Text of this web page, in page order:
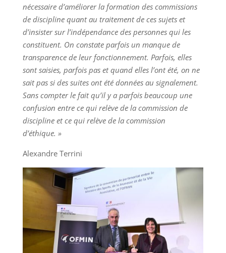
nécessaire d’améliorer la formation des commissions
de discipline quant au traitement de ces sujets et
d’insister sur l’indépendance des personnes qui les
constituent. On constate parfois un manque de
transparence de leur fonctionnement. Parfois, elles
sont saisies, parfois pas et quand elles l’ont été, on ne
sait pas si des suites ont été données au signalement.
Sans compter le fait qu’il y a parfois beaucoup une
confusion entre ce qui relève de la commission de
discipline et ce qui relève de la commission
d’éthique. »
Alexandre Terrini